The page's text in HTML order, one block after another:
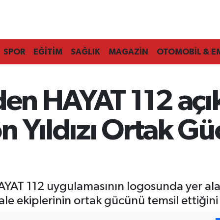
SPOR EĞİTİM SAĞLIK MAGAZİN OTOMOBİL &
HAYAT 112
Ortak
112 uygulamasının logosunda yer
ekiplerinin ortak gücünü temsil ettiğini